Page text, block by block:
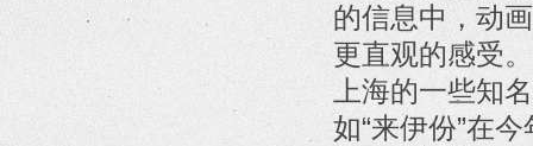
的信息中，动
更直观的感受。
上海的一些知
如“来伊份”在